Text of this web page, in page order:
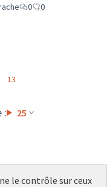
0
0
: 25
13
le contrôle sur ceux